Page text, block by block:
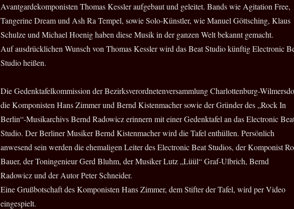
Avantgardekomponisten Thomas Kessler aufgebaut und geleitet. Bands wie Agitation Free,
Tangerine Dream und Ash Ra Tempel, sowie Solo-Künstler, wie Manuel Göttsching, Klaus
Schulze und Michael Hoenig haben diese Musik in der ganzen Welt bekannt gemacht.
Auf ausdrücklichen Wunsch von Thomas Kessler wird das Beat Studio künftig Electronic
Studio heißen.
Die Gedenktafelkommission der Bezirksverordnetenversammlung Charlottenburg-
die Komponisten Hans Zimmer und Bernd Kistenmacher sowie der Gründer des „Rock In
Berlin“-Musikarchivs Bernd Radowicz erinnern mit einer Gedenktafel an das Electronic
Studio. Der Berliner Musiker Bernd Kistenmacher wird die Tafel enthüllen. Persönlich
anwesend sein werden die ehemaligen Leiter des Electronic Beat Studios, der Komponist
Bauer, der Toningenieur Gerd Bluhm, der Musiker Lutz „Lüül“ Graf-Ulbrich, Bernd
Radowicz und der Autor Peter Schneider.
Eine Grußbotschaft des Komponisten Hans Zimmer, dem Stifter der Tafel, wird per Video
eingespielt.